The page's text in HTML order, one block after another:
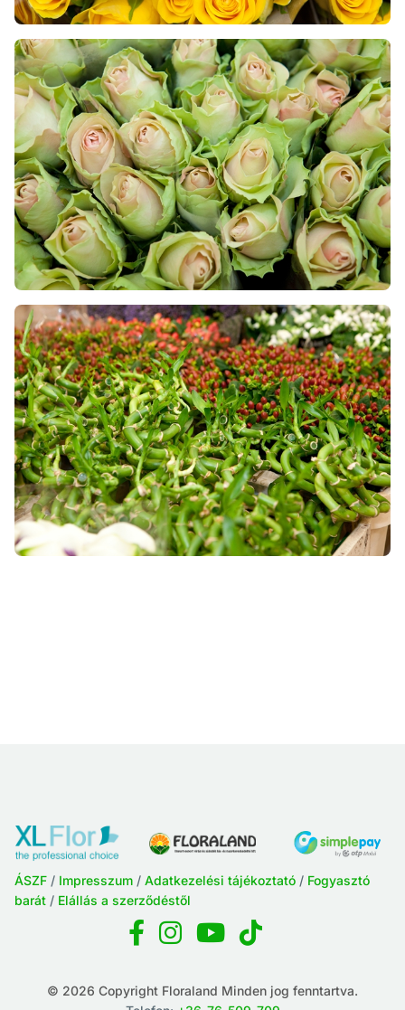
ÁSZF / Impresszum / Adatkezelési tájékoztató / Fogyasztó
barát / Elállás a szerződéstől
© 2026 Copyright Floraland Minden jog fenntartva.